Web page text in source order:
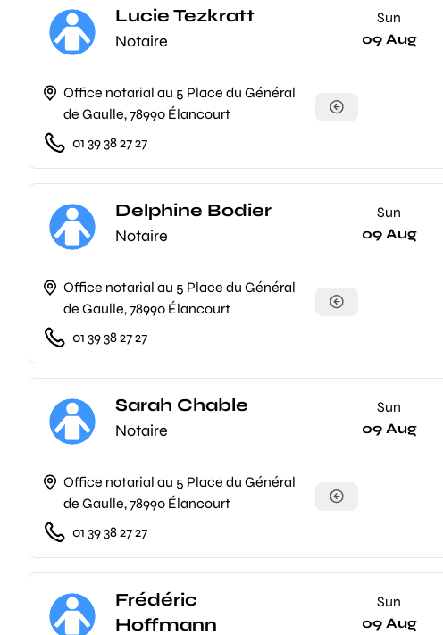
Lucie Tezkratt
Notaire
Office notarial au 5 Place du Général
de Gaulle, 78990 Élancourt
01 39 38 27 27
Sun
09 Aug
Delphine Bodier
Notaire
Office notarial au 5 Place du Général
de Gaulle, 78990 Élancourt
01 39 38 27 27
Sun
09 Aug
Sarah Chable
Notaire
Office notarial au 5 Place du Général
de Gaulle, 78990 Élancourt
01 39 38 27 27
Sun
09 Aug
Frédéric
Hoffmann
Sun
09 Aug